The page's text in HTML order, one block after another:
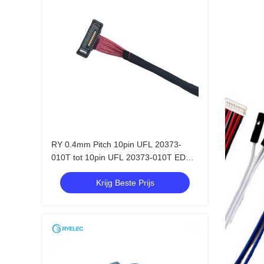
RY 0.4mm Pitch 10pin UFL 20373-
010T tot 10pin UFL 20373-010T EDP
Micro Coax AWG36 Lvds Kabel
Assembly
Krijg Beste Prijs